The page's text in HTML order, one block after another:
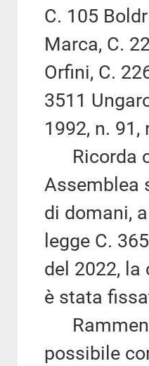
C. 105
Marca, C.
Orfini, C.
3511
1992, n.
Ricorda
Assemblea
di domani,
legge C.
del 2022, la
è stata
possibile